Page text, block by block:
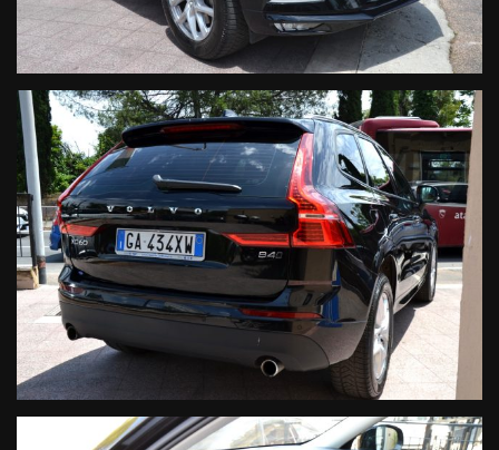
- Bracciolo anteriore con portaoggetti integrato
- Vetri privacy.
La vettura in oggetto COMPRENDE nel prezzo di vendita una
GARANZIA di 12 MESI, con chilometraggio illimitato sulle
seguenti componentistiche:
Motore
Cambio Manuale/Automatico
Turbocompressore
Circuito di Alimentazione
Circuito Elettrico
Circuito di Raffreddamento
Compressore Aria Condizionata
Circuito Frenante
Organi di Guida
Manodopera
Le informazioni qui contenute non costituiscono base
alcun modo l'inserzionista. Vista la quantità di annunci e dettagli